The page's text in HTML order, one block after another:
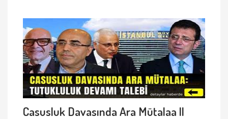
Casusluk Davasında Ara Mütalaa ||